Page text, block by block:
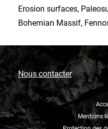
Erosion surfaces,
Bohemian Massif,
Nous contacter
Mentions